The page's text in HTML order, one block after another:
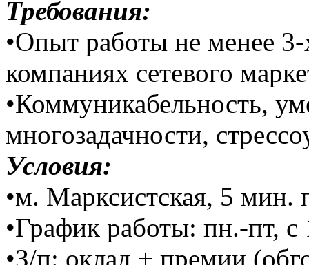
Требования:
•Опыт работы не менее
компаниях сетевого
•Коммуникабельность,
многозадачности,
Условия:
•м. Марксистская, 5 мин.
•График работы: пн.-пт,
•З/п: оклад + премии